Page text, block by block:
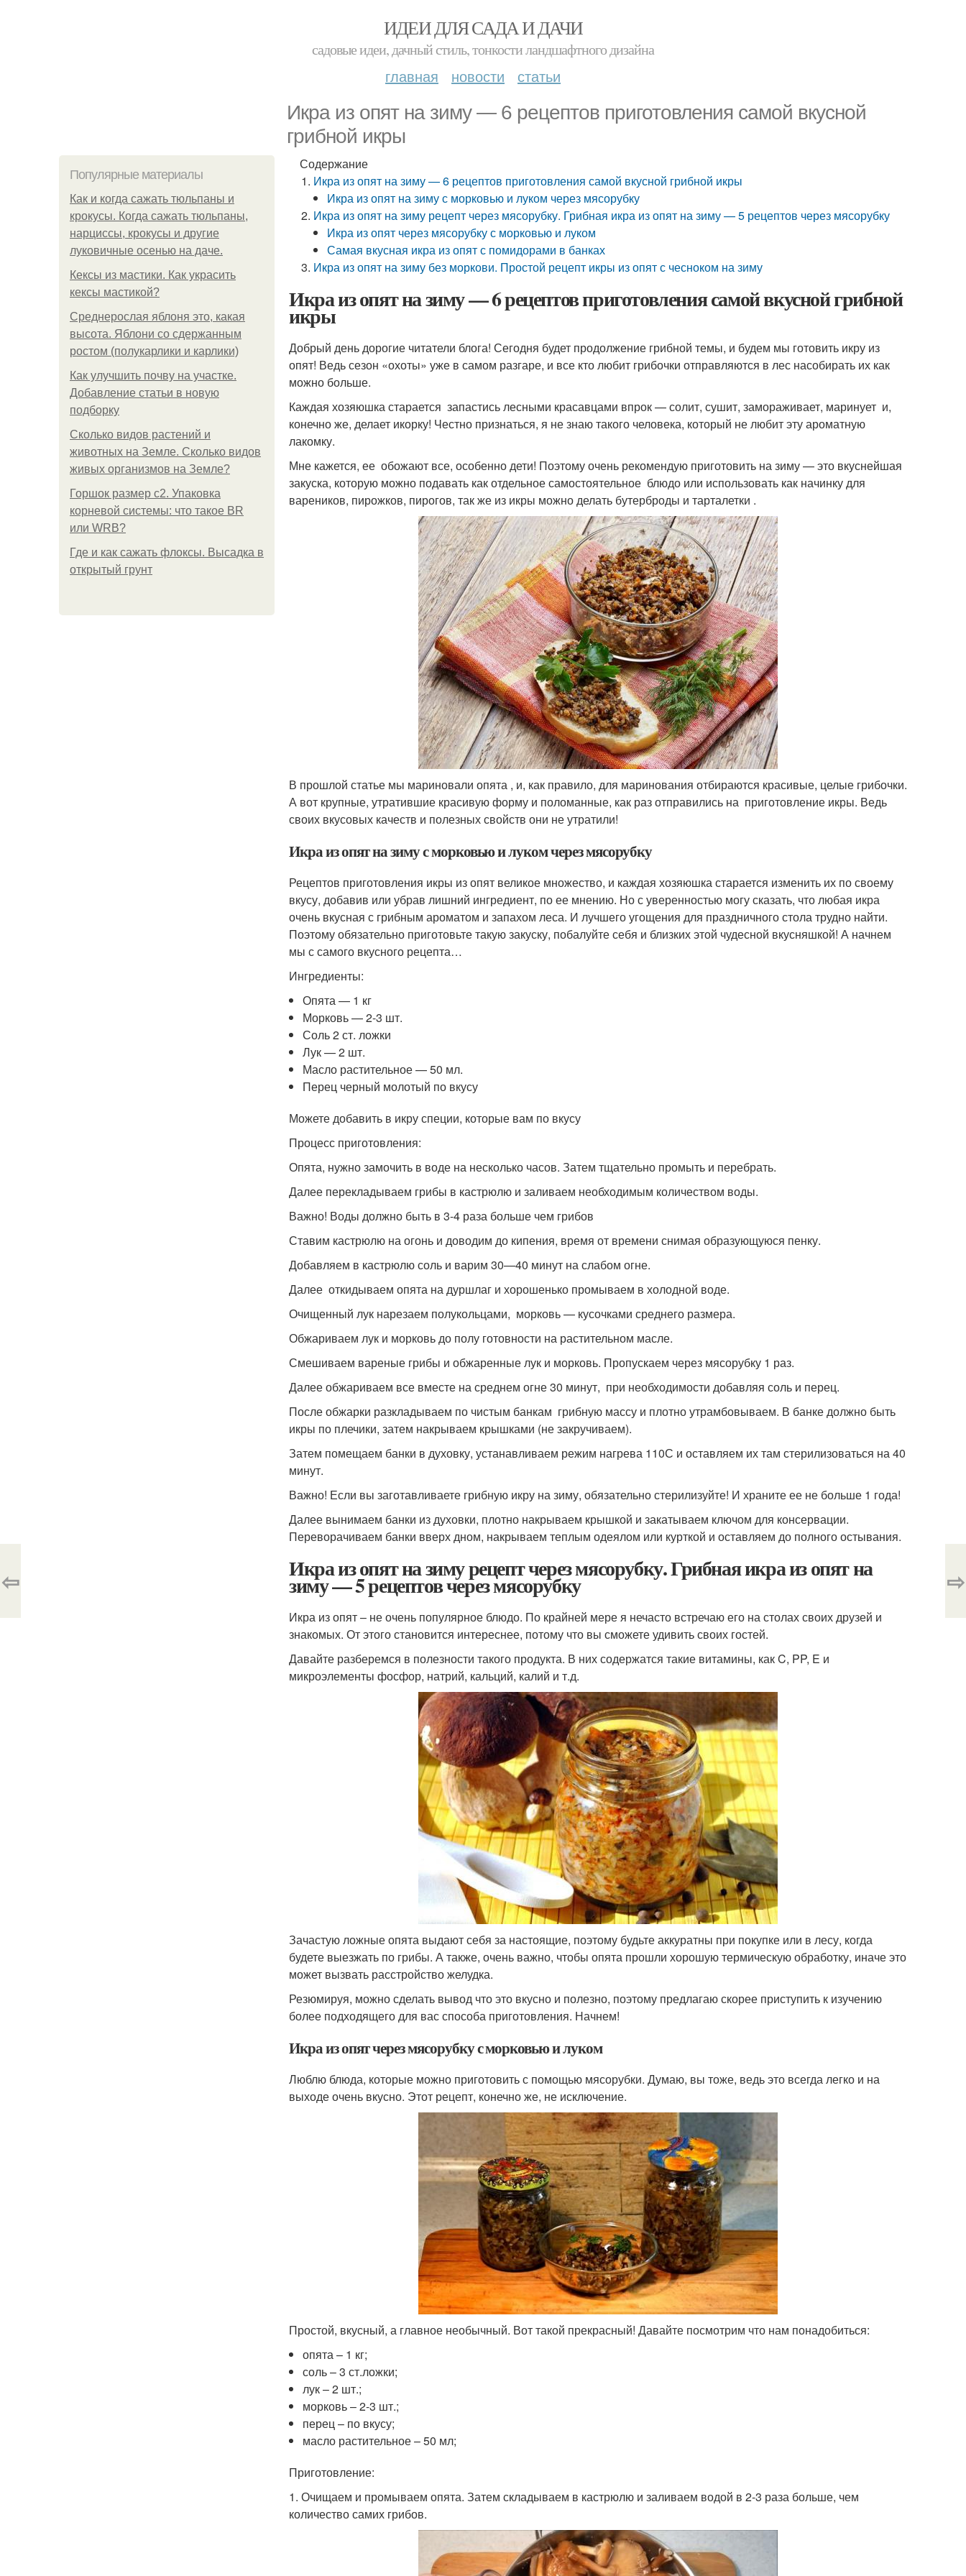
ИДЕИ ДЛЯ САДА И ДАЧИ
садовые идеи, дачный стиль, тонкости ландшафтного дизайна
главная новости статьи
Икра из опят на зиму — 6 рецептов приготовления самой вкусной
грибной икры
Популярные материалы
Как и когда сажать тюльпаны и
крокусы. Когда сажать тюльпаны,
нарциссы, крокусы и другие
луковичные осенью на даче.
Кексы из мастики. Как украсить
кексы мастикой?
Среднерослая яблоня это, какая
высота. Яблони со сдержанным
ростом (полукарлики и карлики)
Как улучшить почву на участке.
Добавление статьи в новую
подборку
Сколько видов растений и
животных на Земле. Сколько видов
живых организмов на Земле?
Горшок размер с2. Упаковка
корневой системы: что такое BR
или WRB?
Где и как сажать флоксы. Высадка в
открытый грунт
Содержание
Икра из опят на зиму — 6 рецептов приготовления самой вкусной грибной икры
Икра из опят на зиму с морковью и луком через мясорубку
Икра из опят на зиму рецепт через мясорубку. Грибная икра из опят на зиму — 5 рецептов через мясорубку
Икра из опят через мясорубку с морковью и луком
Самая вкусная икра из опят с помидорами в банках
Икра из опят на зиму без моркови. Простой рецепт икры из опят с чесноком на зиму
Икра из опят на зиму — 6 рецептов приготовления самой вкусной грибной
икры
Добрый день дорогие читатели блога! Сегодня будет продолжение грибной темы, и будем мы готовить икру из
опят! Ведь сезон «охоты» уже в самом разгаре, и все кто любит грибочки отправляются в лес насобирать их как
можно больше.
Каждая хозяюшка старается запастись лесными красавцами впрок — солит, сушит, замораживает, маринует и,
конечно же, делает икорку! Честно признаться, я не знаю такого человека, который не любит эту ароматную
лакомку.
Мне кажется, ее обожают все, особенно дети! Поэтому очень рекомендую приготовить на зиму — это вкуснейшая
закуска, которую можно подавать как отдельное самостоятельное блюдо или использовать как начинку для
вареников, пирожков, пирогов, так же из икры можно делать бутерброды и тарталетки .
В прошлой статье мы мариновали опята , и, как правило, для маринования отбираются красивые, целые грибочки.
А вот крупные, утратившие красивую форму и поломанные, как раз отправились на приготовление икры. Ведь
своих вкусовых качеств и полезных свойств они не утратили!
Икра из опят на зиму с морковью и луком через мясорубку
Рецептов приготовления икры из опят великое множество, и каждая хозяюшка старается изменить их по своему
вкусу, добавив или убрав лишний ингредиент, по ее мнению. Но с уверенностью могу сказать, что любая икра
очень вкусная с грибным ароматом и запахом леса. И лучшего угощения для праздничного стола трудно найти.
Поэтому обязательно приготовьте такую закуску, побалуйте себя и близких этой чудесной вкусняшкой! А начнем
мы с самого вкусного рецепта…
Ингредиенты:
Опята — 1 кг
Морковь — 2-3 шт.
Соль 2 ст. ложки
Лук — 2 шт.
Масло растительное — 50 мл.
Перец черный молотый по вкусу
Можете добавить в икру специи, которые вам по вкусу
Процесс приготовления:
Опята, нужно замочить в воде на несколько часов. Затем тщательно промыть и перебрать.
Далее перекладываем грибы в кастрюлю и заливаем необходимым количеством воды.
Важно! Воды должно быть в 3-4 раза больше чем грибов
Ставим кастрюлю на огонь и доводим до кипения, время от времени снимая образующуюся пенку.
Добавляем в кастрюлю соль и варим 30—40 минут на слабом огне.
Далее откидываем опята на дуршлаг и хорошенько промываем в холодной воде.
Очищенный лук нарезаем полукольцами, морковь — кусочками среднего размера.
Обжариваем лук и морковь до полу готовности на растительном масле.
Смешиваем вареные грибы и обжаренные лук и морковь. Пропускаем через мясорубку 1 раз.
Далее обжариваем все вместе на среднем огне 30 минут, при необходимости добавляя соль и перец.
После обжарки разкладываем по чистым банкам грибную массу и плотно утрамбовываем. В банке должно быть
икры по плечики, затем накрываем крышками (не закручиваем).
Затем помещаем банки в духовку, устанавливаем режим нагрева 110С и оставляем их там стерилизоваться на 40
минут.
Важно! Если вы заготавливаете грибную икру на зиму, обязательно стерилизуйте! И храните ее не больше 1 года!
Далее вынимаем банки из духовки, плотно накрываем крышкой и закатываем ключом для консервации.
Переворачиваем банки вверх дном, накрываем теплым одеялом или курткой и оставляем до полного остывания.
Икра из опят на зиму рецепт через мясорубку. Грибная икра из опят на
зиму — 5 рецептов через мясорубку
Икра из опят – не очень популярное блюдо. По крайней мере я нечасто встречаю его на столах своих друзей и
знакомых. От этого становится интереснее, потому что вы сможете удивить своих гостей.
Давайте разберемся в полезности такого продукта. В них содержатся такие витамины, как C, PP, E и
микроэлементы фосфор, натрий, кальций, калий и т.д.
Зачастую ложные опята выдают себя за настоящие, поэтому будьте аккуратны при покупке или в лесу, когда
будете выезжать по грибы. А также, очень важно, чтобы опята прошли хорошую термическую обработку, иначе это
может вызвать расстройство желудка.
Резюмируя, можно сделать вывод что это вкусно и полезно, поэтому предлагаю скорее приступить к изучению
более подходящего для вас способа приготовления. Начнем!
Икра из опят через мясорубку с морковью и луком
Люблю блюда, которые можно приготовить с помощью мясорубки. Думаю, вы тоже, ведь это всегда легко и на
выходе очень вкусно. Этот рецепт, конечно же, не исключение.
Простой, вкусный, а главное необычный. Вот такой прекрасный! Давайте посмотрим что нам понадобиться:
опята – 1 кг;
соль – 3 ст.ложки;
лук – 2 шт.;
морковь – 2-3 шт.;
перец – по вкусу;
масло растительное – 50 мл;
Приготовление:
1. Очищаем и промываем опята. Затем складываем в кастрюлю и заливаем водой в 2-3 раза больше, чем
количество самих грибов.
⇦ ⇨